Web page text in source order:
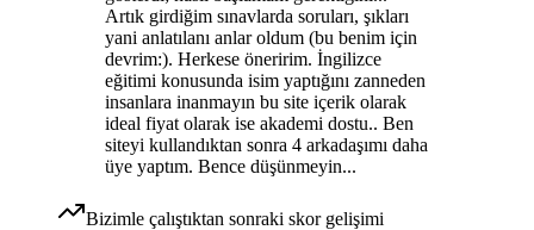
Artık girdiğim sınavlarda soruları, şıkları
yani anlatılanı anlar oldum (bu benim için
devrim:). Herkese öneririm. İngilizce
eğitimi konusunda isim yaptığını zanneden
insanlara inanmayın bu site içerik olarak
ideal fiyat olarak ise akademi dostu.. Ben
siteyi kullandıktan sonra 4 arkadaşımı daha
üye yaptım. Bence düşünmeyin...
Bizimle çalıştıktan sonraki skor gelişimi